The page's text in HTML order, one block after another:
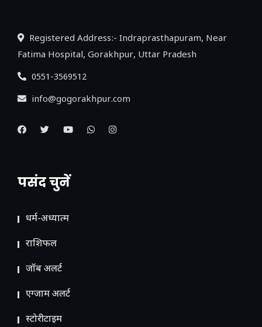
Registered Address:- Indraprasthapuram, Near
Fatima Hospital, Gorakhpur, Uttar Pradesh
0551-3569512
info@gogorakhpur.com
पसंद चुनें
धर्म-अध्यात्म
राशिफल
जॉब अलर्ट
एग्जाम अलर्ट
स्टोरीटाइम